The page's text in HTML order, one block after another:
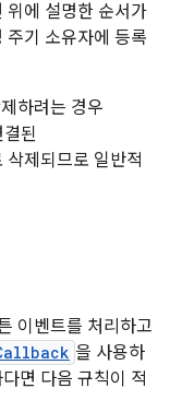
위에 설명한 순서가
주기 소유자에 등록
하려는 경우
된
삭제되므로 일반적
이벤트를 처리하고
을 사용하
면 다음 규칙이 적